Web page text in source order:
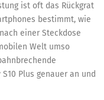
ist oft das Rückgrat
bestimmt, wie
einer Steckdose
Welt umso
Plus genauer an und